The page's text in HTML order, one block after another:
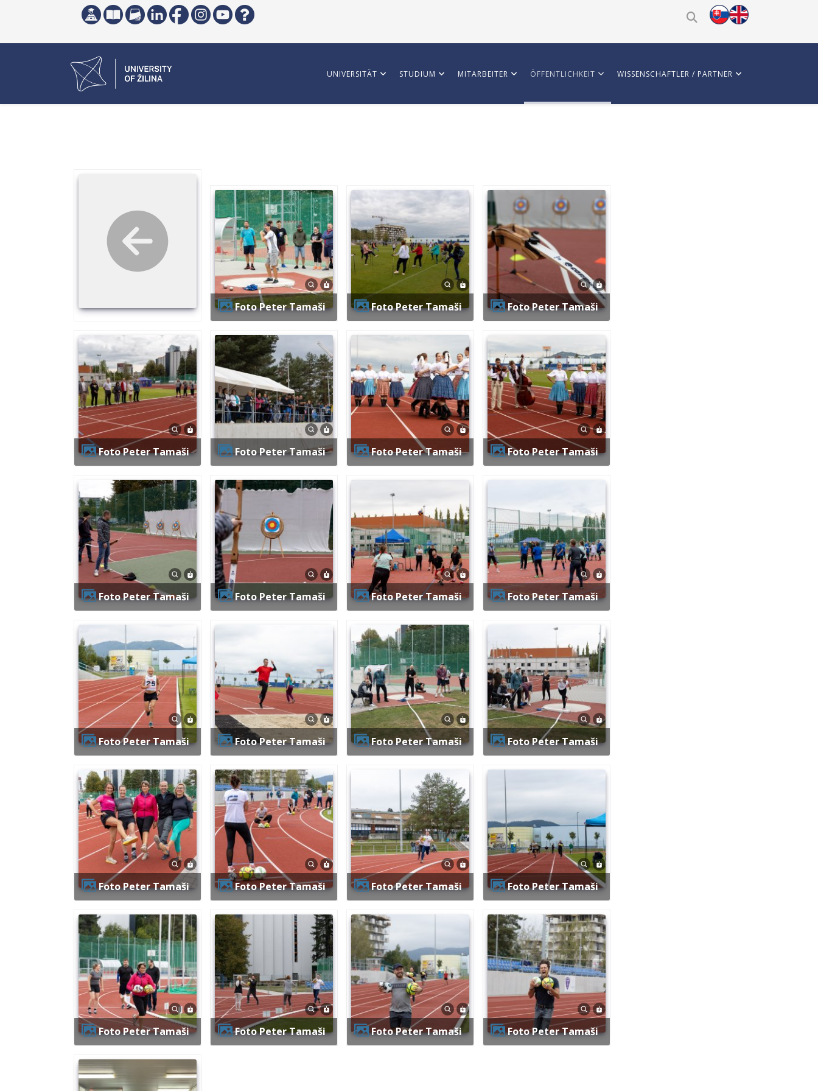
UNIVERSITÄT STUDIUM MITARBEITER ÖFFENTLICHKEIT WISSENSCHAFTLER / PARTNER
Foto Peter Tamaši Foto Peter Tamaši Foto Peter Tamaši
Foto Peter Tamaši Foto Peter Tamaši Foto Peter Tamaši Foto Peter Tamaši
Foto Peter Tamaši Foto Peter Tamaši Foto Peter Tamaši Foto Peter Tamaši
Foto Peter Tamaši Foto Peter Tamaši Foto Peter Tamaši Foto Peter Tamaši
Foto Peter Tamaši Foto Peter Tamaši Foto Peter Tamaši Foto Peter Tamaši
Foto Peter Tamaši Foto Peter Tamaši Foto Peter Tamaši Foto Peter Tamaši